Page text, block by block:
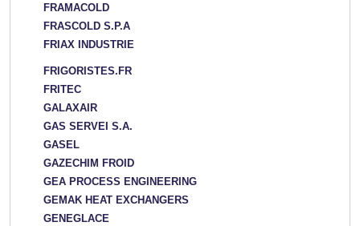
FRAMACOLD
FRASCOLD S.P.A
FRIAX INDUSTRIE
FRIGORISTES.FR
FRITEC
GALAXAIR
GAS SERVEI S.A.
GASEL
GAZECHIM FROID
GEA PROCESS ENGINEERING
GEMAK HEAT EXCHANGERS
GENEGLACE